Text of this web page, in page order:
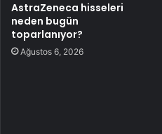
AstraZeneca hisseleri
neden bugün
toparlanıyor?
Ağustos 6, 2026